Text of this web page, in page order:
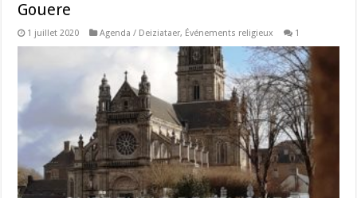
Gouere
1 juillet 2020 Agenda / Deiziataer, Événements religieux 1